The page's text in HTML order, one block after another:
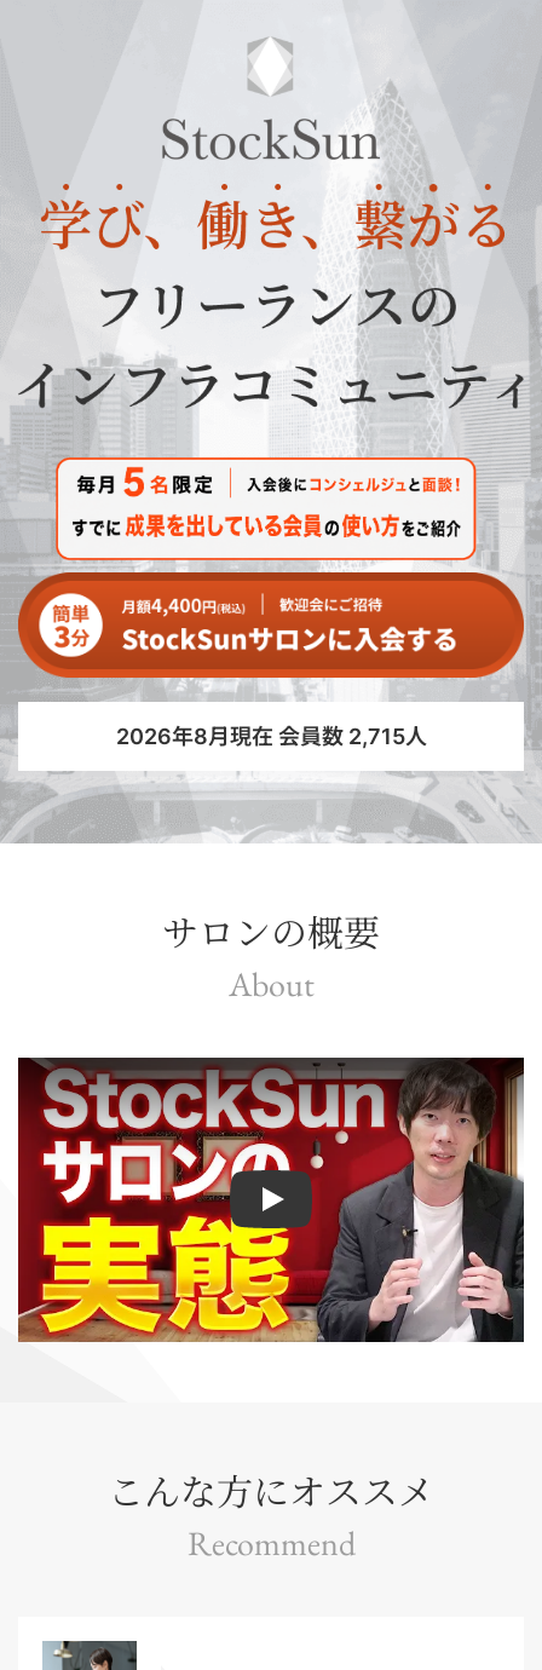
2026年8月現在 会員数 2,715人
サロンの概要
About
Play
こんな方にオススメ
Recommend